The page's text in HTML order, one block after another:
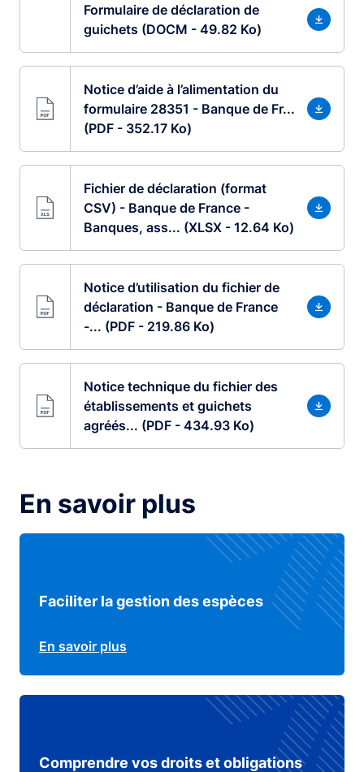
Formulaire de déclaration de
guichets (DOCM - 49.82 Ko)
Notice d’aide à l’alimentation du
formulaire 28351 - Banque de Fr...
(PDF - 352.17 Ko)
Fichier de déclaration (format
CSV) - Banque de France -
Banques, ass... (XLSX - 12.64 Ko)
Notice d’utilisation du fichier de
déclaration - Banque de France
-... (PDF - 219.86 Ko)
Notice technique du fichier des
établissements et guichets
agréés... (PDF - 434.93 Ko)
En savoir plus
Faciliter la gestion des espèces
En savoir plus
Comprendre vos droits et obligations